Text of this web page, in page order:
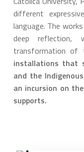
different
language. The
deep reflection,
transformation of
installations that
and the
an incursion on
supports.